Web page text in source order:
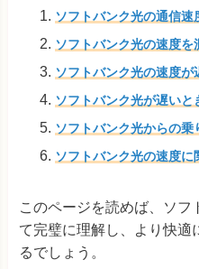
ソフトバンク光の通信速
ソフトバンク光の速度を
ソフトバンク光の速度が
ソフトバンク光が遅いと
ソフトバンク光からの
ソフトバンク光の速度に
このページを読めば、ソフ
て完璧に理解し、より快適
るでしょう。